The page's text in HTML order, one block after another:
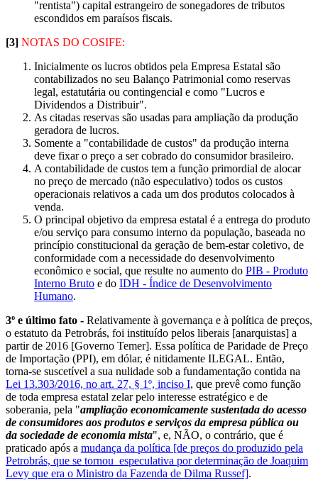
"rentista") capital estrangeiro de sonegadores de tributos
escondidos em paraísos fiscais.
[3] NOTAS DO COSIFE:
Inicialmente os lucros obtidos pela Empresa Estatal são
contabilizados no seu Balanço Patrimonial como reservas
legal, estatutária ou contingencial e como "Lucros e
Dividendos a Distribuir".
As citadas reservas são usadas para ampliação da produção
geradora de lucros.
Somente a "contabilidade de custos" da produção interna
deve fixar o preço a ser cobrado do consumidor brasileiro.
A contabilidade de custos tem a função primordial de alocar
no preço de mercado (não especulativo) todos os custos
operacionais relativos a cada um dos produtos colocados à
venda.
O principal objetivo da empresa estatal é a entrega do produto
e/ou serviço para consumo interno da população, baseada no
princípio constitucional da geração de bem-estar coletivo, de
conformidade com a necessidade do desenvolvimento
econômico e social, que resulte no aumento do PIB - Produto
Interno Bruto e do IDH - Índice de Desenvolvimento
Humano.
3º e último fato - Relativamente à governança e à política de preços,
o estatuto da Petrobrás, foi instituído pelos liberais [anarquistas] a
partir de 2016 [Governo Temer]. Essa política de Paridade de Preço
de Importação (PPI), em dólar, é nitidamente ILEGAL. Então,
torna-se suscetível a sua nulidade sob a fundamentação contida na
Lei 13.303/2016, no art. 27, § 1º, inciso I, que prevê como função
de toda empresa estatal zelar pelo interesse estratégico e de
soberania, pela "ampliação economicamente sustentada do acesso
de consumidores aos produtos e serviços da empresa pública ou
da sociedade de economia mista", e, NÃO, o contrário, que é
praticado após a mudança da política [de preços do produzido pela
Petrobrás, que se tornou especulativa por determinação de Joaquim
Levy que era o Ministro da Fazenda de Dilma Russef].